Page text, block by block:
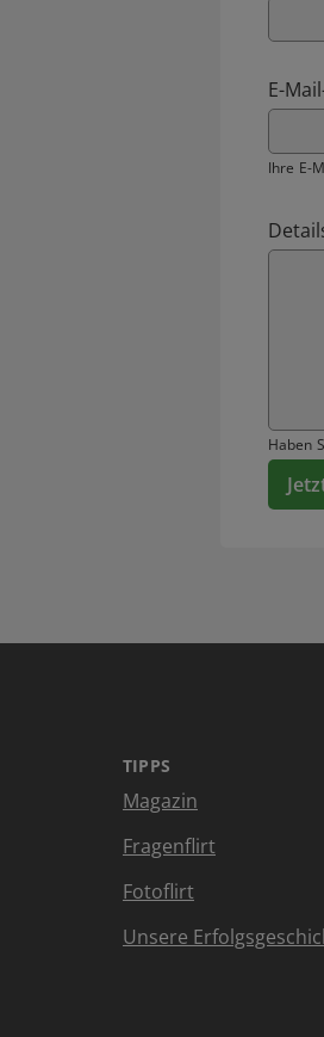
E-
Ihre E-
Haben
TIPPS
Magazin
Fragenflirt
Fotoflirt
Unsere